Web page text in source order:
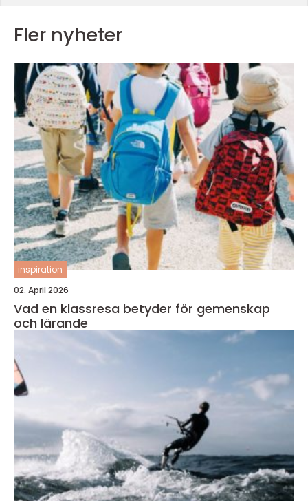
Fler nyheter
inspiration
02. April 2026
Vad en klassresa betyder för gemenskap
och lärande